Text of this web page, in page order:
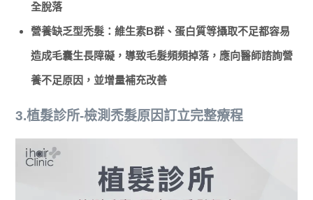
全脫落
營養缺乏型禿髮：維生素B群、蛋白質等攝取不足都容易
造成毛囊生長障礙，導致毛髮頻頻掉落，應向醫師諮詢營
養不足原因，並增量補充改善
3.植髮診所-檢測禿髮原因訂立完整療程